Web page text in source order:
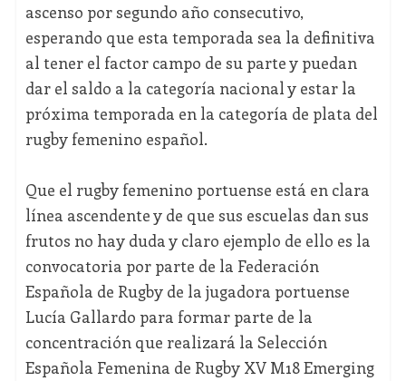
ascenso por segundo año consecutivo,
esperando que esta temporada sea la definitiva
al tener el factor campo de su parte y puedan
dar el saldo a la categoría nacional y estar la
próxima temporada en la categoría de plata del
rugby femenino español.
Que el rugby femenino portuense está en clara
línea ascendente y de que sus escuelas dan sus
frutos no hay duda y claro ejemplo de ello es la
convocatoria por parte de la Federación
Española de Rugby de la jugadora portuense
Lucía Gallardo para formar parte de la
concentración que realizará la Selección
Española Femenina de Rugby XV M18 Emerging